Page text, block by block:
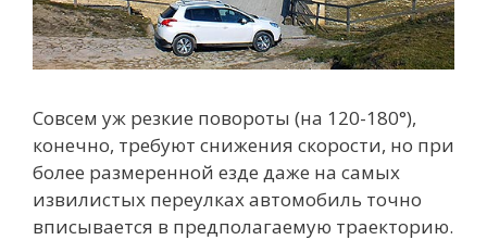
Совсем уж резкие повороты (на 120-180°),
конечно, требуют снижения скорости, но при
более размеренной езде даже на самых
извилистых переулках автомобиль точно
вписывается в предполагаемую траекторию.